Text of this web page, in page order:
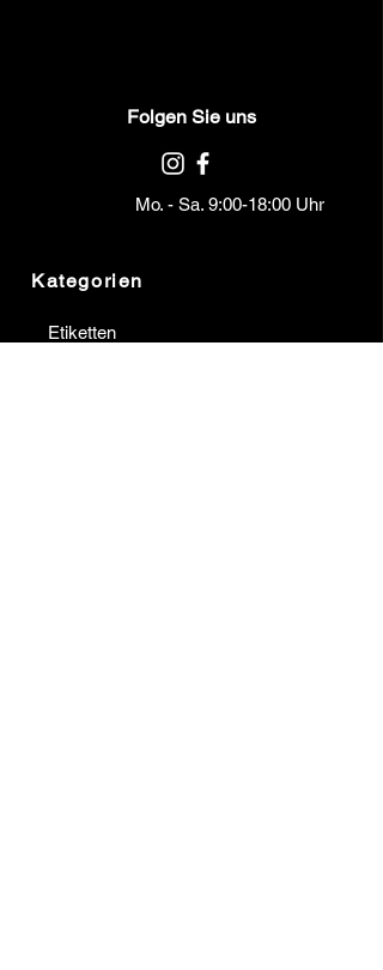
Folgen Sie uns
Mo. - Sa. 9:00-18:00 Uhr
Kategorien
Etiketten